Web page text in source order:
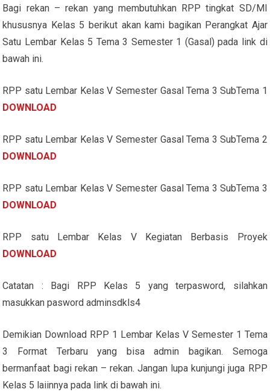
Bagi rekan – rekan yang membutuhkan RPP tingkat SD/MI
khususnya Kelas 5 berikut akan kami bagikan Perangkat Ajar
Satu Lembar Kelas 5 Tema 3 Semester 1 (Gasal) pada link di
bawah ini.
RPP satu Lembar Kelas V Semester Gasal Tema 3 SubTema 1
DOWNLOAD
RPP satu Lembar Kelas V Semester Gasal Tema 3 SubTema 2
DOWNLOAD
RPP satu Lembar Kelas V Semester Gasal Tema 3 SubTema 3
DOWNLOAD
RPP satu Lembar Kelas V Kegiatan Berbasis Proyek
DOWNLOAD
Catatan : Bagi RPP Kelas 5 yang terpasword, silahkan
masukkan pasword adminsdkls4
Demikian Download RPP 1 Lembar Kelas V Semester 1 Tema
3 Format Terbaru yang bisa admin bagikan. Semoga
bermanfaat bagi rekan – rekan. Jangan lupa kunjungi juga RPP
Kelas 5 laiinnya pada link di bawah ini.